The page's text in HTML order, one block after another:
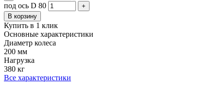
под ось D 80
+
В корзину
Купить в 1 клик
Основные характеристики
Диаметр колеса
200 мм
Нагрузка
380 кг
Все характеристики